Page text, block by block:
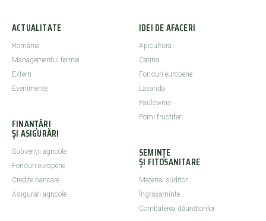
ACTUALITATE
România
Managementul fermei
Extern
Evenimente
FINANȚĂRI
ȘI ASIGURĂRI
Subvenții agricole
Fonduri europene
Credite bancare
Asigurări agricole
IDEI DE AFACERI
Apicultura
Catina
Fonduri europene
Lavanda
Paulownia
Pomi fructiferi
SEMINȚE
ȘI FITOSANITARE
Material săditor
Îngrășăminte
Combaterea dăunătorilor